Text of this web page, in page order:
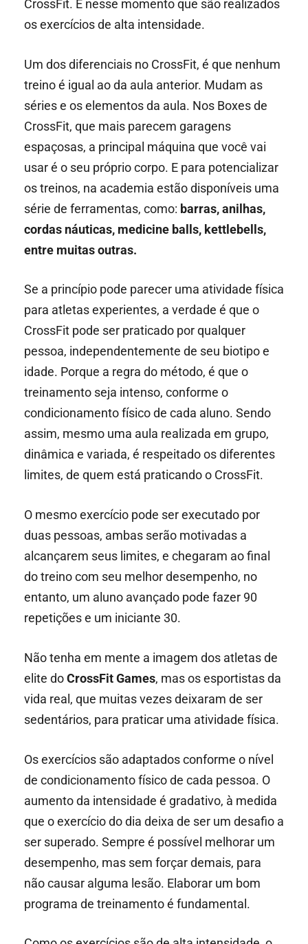
CrossFit. É nesse momento que são realizados
os exercícios de alta intensidade.
Um dos diferenciais no CrossFit, é que nenhum
treino é igual ao da aula anterior. Mudam as
séries e os elementos da aula. Nos Boxes de
CrossFit, que mais parecem garagens
espaçosas, a principal máquina que você vai
usar é o seu próprio corpo. E para potencializar
os treinos, na academia estão disponíveis uma
série de ferramentas, como: barras, anilhas,
cordas náuticas, medicine balls, kettlebells,
entre muitas outras.
Se a princípio pode parecer uma atividade física
para atletas experientes, a verdade é que o
CrossFit pode ser praticado por qualquer
pessoa, independentemente de seu biotipo e
idade. Porque a regra do método, é que o
treinamento seja intenso, conforme o
condicionamento físico de cada aluno. Sendo
assim, mesmo uma aula realizada em grupo,
dinâmica e variada, é respeitado os diferentes
limites, de quem está praticando o CrossFit.
O mesmo exercício pode ser executado por
duas pessoas, ambas serão motivadas a
alcançarem seus limites, e chegaram ao final
do treino com seu melhor desempenho, no
entanto, um aluno avançado pode fazer 90
repetições e um iniciante 30.
Não tenha em mente a imagem dos atletas de
elite doCrossFit Games, mas os esportistas da
vida real, que muitas vezes deixaram de ser
sedentários, para praticar uma atividade física.
Os exercícios são adaptados conforme o nível
de condicionamento físico de cada pessoa. O
aumento da intensidade é gradativo, à medida
que o exercício do dia deixa de ser um desafio a
ser superado. Sempre é possível melhorar um
desempenho, mas sem forçar demais, para
não causar alguma lesão. Elaborar um bom
programa de treinamento é fundamental.